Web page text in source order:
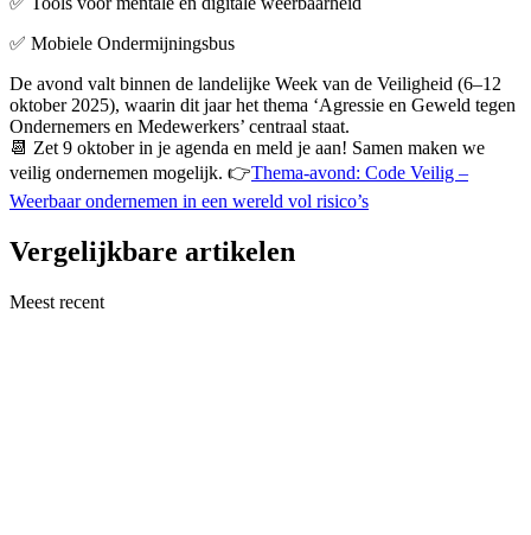
✅ Mobiele Ondermijningsbus
De avond valt binnen de landelijke Week van de Veiligheid (6–12
oktober 2025), waarin dit jaar het thema ‘Agressie en Geweld tegen
Ondernemers en Medewerkers’ centraal staat.
📆 Zet 9 oktober in je agenda en meld je aan! Samen maken we
veilig ondernemen mogelijk. 👉Thema-avond: Code Veilig –
Weerbaar ondernemen in een wereld vol risico’s
Vergelijkbare artikelen
Meest recent